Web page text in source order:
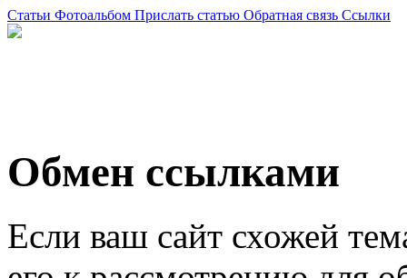
Статьи Фотоальбом Прислать статью Обратная связь Ссылки
Обмен ссылками
Если ваш сайт схожей